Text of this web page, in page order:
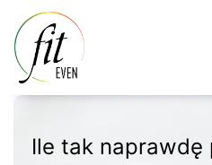
Ile tak naprawdę